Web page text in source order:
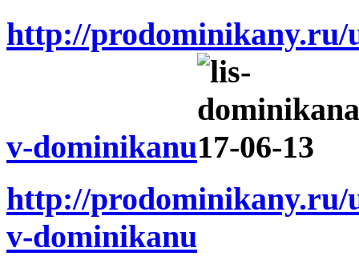
http://prodominikany.ru/
v-dominikanu
http://prodominikany.ru/
v-dominikanu